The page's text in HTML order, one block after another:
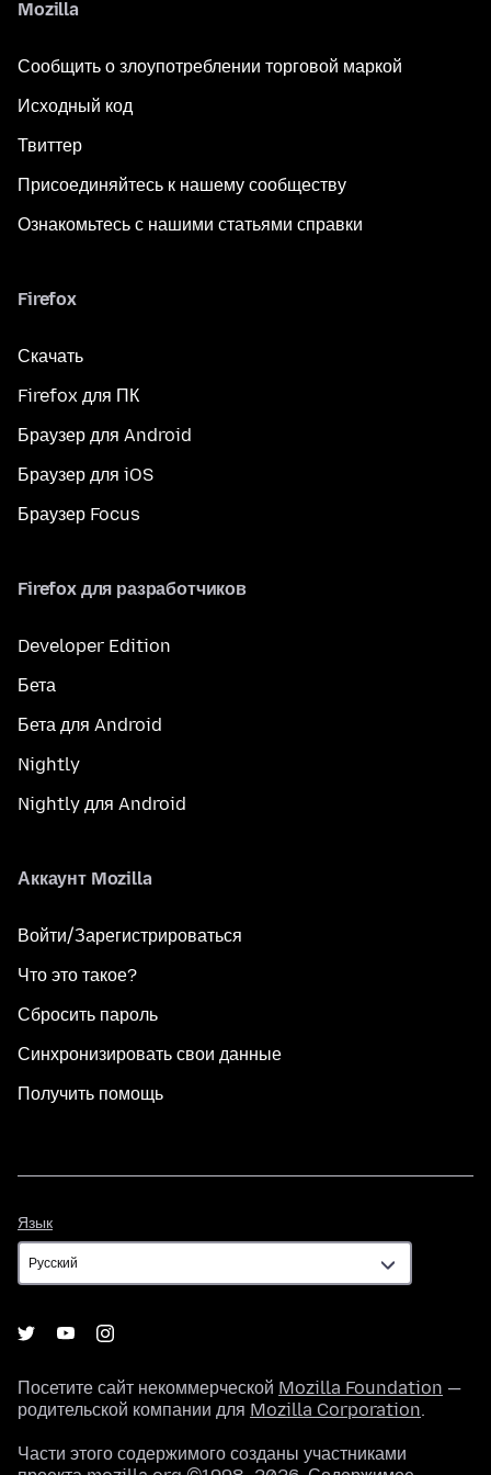
Mozilla
Сообщить о злоупотреблении торговой маркой
Исходный код
Твиттер
Присоединяйтесь к нашему сообществу
Ознакомьтесь с нашими статьями справки
Firefox
Скачать
Firefox для ПК
Браузер для Android
Браузер для iOS
Браузер Focus
Firefox для разработчиков
Developer Edition
Бета
Бета для Android
Nightly
Nightly для Android
Аккаунт Mozilla
Войти/Зарегистрироваться
Что это такое?
Сбросить пароль
Синхронизировать свои данные
Получить помощь
Язык
Посетите сайт некоммерческой Mozilla Foundation —
родительской компании для Mozilla Corporation.
Части этого содержимого созданы участниками